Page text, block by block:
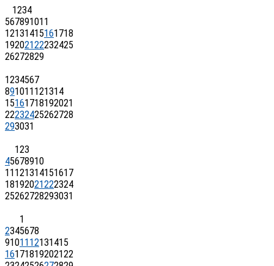
1234
567891011
12131415161718
19202122232425
26272829
1234567
891011121314
15161718192021
22232425262728
293031
123
45678910
11121314151617
18192021222324
25262728293031
1
2345678
9101112131415
16171819202122